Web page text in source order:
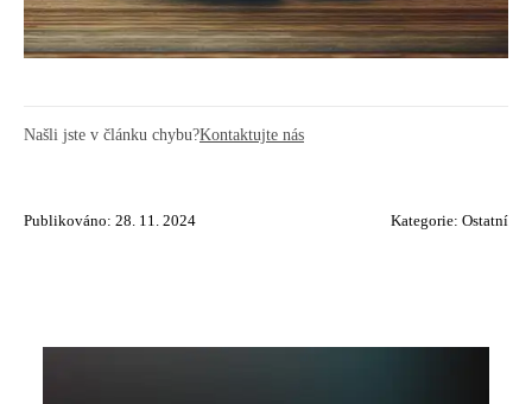
Našli jste v článku chybu?Kontaktujte nás
Publikováno: 28. 11. 2024 Kategorie: Ostatní